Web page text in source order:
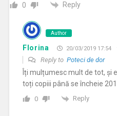
0 Reply
Author
Florina 20/03/2019 17:54
Reply to Poteci de dor
Îți mulțumesc mult de tot, și
toți copiii până se încheie
0 Reply